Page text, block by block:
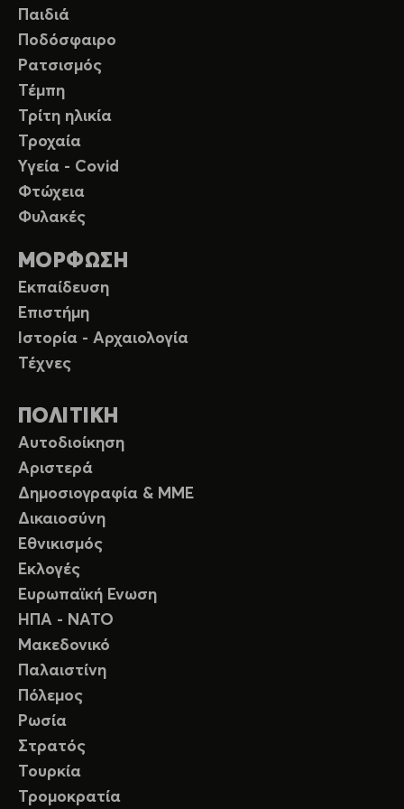
Παιδιά
Ποδόσφαιρο
Ρατσισμός
Τέμπη
Τρίτη ηλικία
Τροχαία
Υγεία - Covid
Φτώχεια
Φυλακές
ΜΟΡΦΩΣΗ
Εκπαίδευση
Επιστήμη
Ιστορία - Αρχαιολογία
Τέχνες
ΠΟΛΙΤΙΚΗ
Αυτοδιοίκηση
Αριστερά
Δημοσιογραφία & ΜΜΕ
Δικαιοσύνη
Εθνικισμός
Εκλογές
Ευρωπαϊκή Ενωση
ΗΠΑ - ΝΑΤΟ
Μακεδονικό
Παλαιστίνη
Πόλεμος
Ρωσία
Στρατός
Τουρκία
Τρομοκρατία